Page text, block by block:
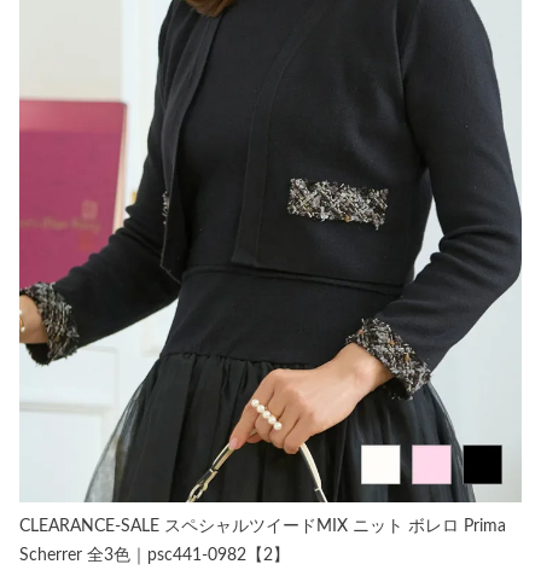
CLEARANCE-SALE スペシャルツイードMIX ニット ボレロ Prima
Scherrer 全3色｜psc441-0982【2】